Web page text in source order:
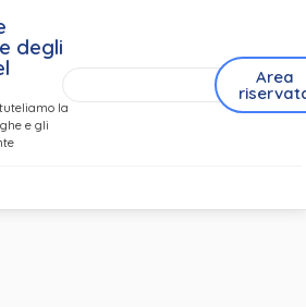
degli
la
e gli
Area